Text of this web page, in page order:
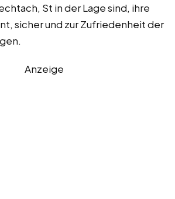
St in der Lage sind, ihre
sicher und zur Zufriedenheit der
Anzeige